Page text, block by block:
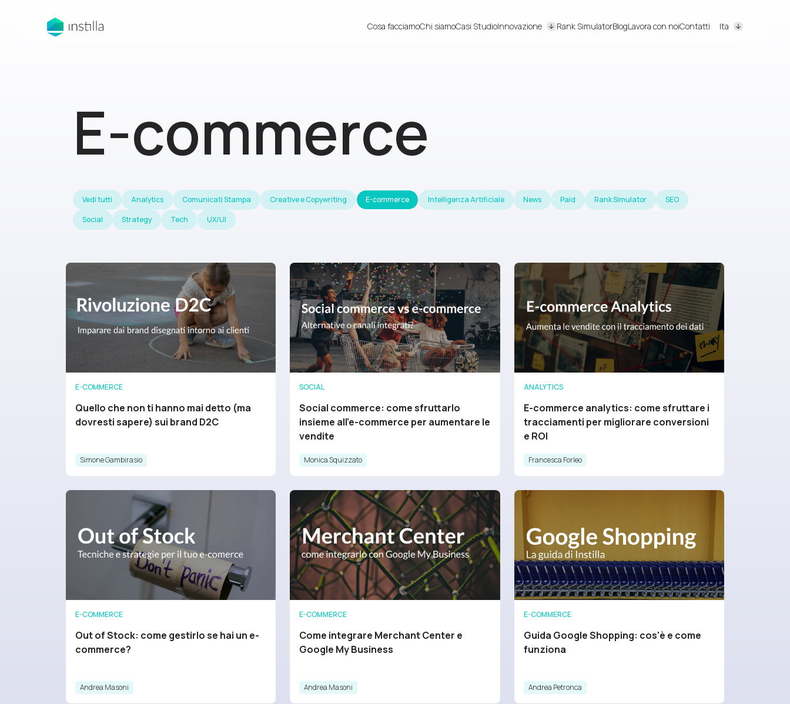
Cosa facciamoChi siamoCasi StudioInnovazione Rank SimulatorBlogLavora con noiContatti Ita
E-commerce
Vedi tutti Analytics Comunicati Stampa Creative e Copywriting E-commerce Intelligenza Artificiale News Paid Rank Simulator
SEO
Social
Strategy Tech UX/UI
E-COMMERCE
Quello che non ti hanno mai detto (ma
dovresti sapere) sui brand D2C
Simone Gambirasio
SOCIAL
Social commerce: come sfruttarlo
insieme all'e-commerce per aumentare le
vendite
Monica Squizzato
ANALYTICS
E-commerce analytics: come sfruttare i
tracciamenti per migliorare conversioni
e ROI
Francesca Forleo
E-COMMERCE
Out of Stock: come gestirlo se hai un e-
commerce?
Andrea Masoni
E-COMMERCE
Come integrare Merchant Center e
Google My Business
Andrea Masoni
E-COMMERCE
Guida Google Shopping: cos'è e come
funziona
Andrea Petronca